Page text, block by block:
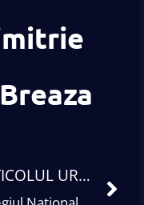
ARTICOLUL URMĂTOR